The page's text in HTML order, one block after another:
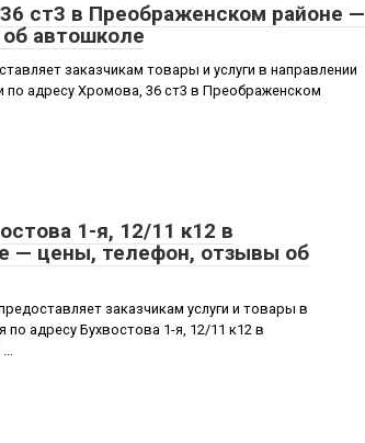
ст3 в Преображенском районе —
автошколе
заказчикам товары и услуги в направлении
адресу Хромова, 36 ст3 в Преображенском
1-я, 12/11 к12 в
— цены, телефон, отзывы об
заказчикам услуги и товары в
адресу Бухвостова 1-я, 12/11 к12 в